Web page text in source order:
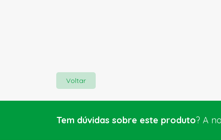
Voltar
Tem dúvidas sobre este produto? A